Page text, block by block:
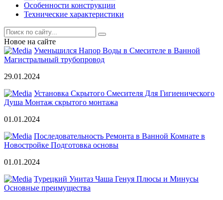
Особенности конструкции
Технические характеристики
Новое на сайте
Уменьшился Напор Воды в Смесителе в Ванной
Магистральный трубопровод
29.01.2024
Установка Скрытого Смесителя Для Гигиенического
Душа Монтаж скрытого монтажа
01.01.2024
Последовательность Ремонта в Ванной Комнате в
Новостройке Подготовка основы
01.01.2024
Турецкий Унитаз Чаша Генуя Плюсы и Минусы
Основные преимущества